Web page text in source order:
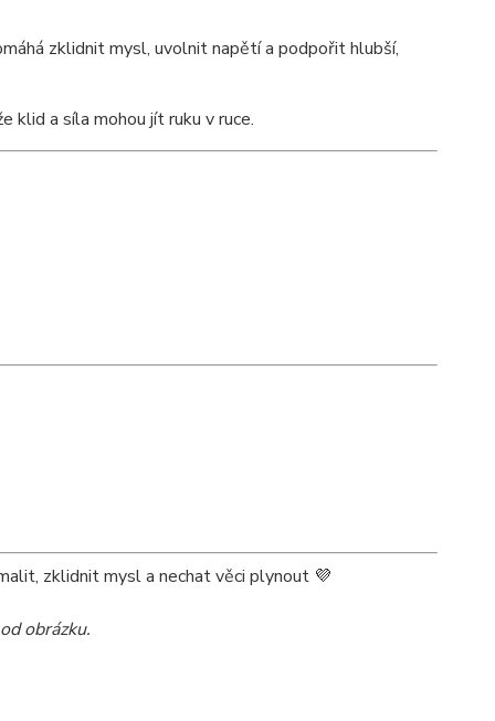
zklidnit mysl, uvolnit napětí a podpořit hlubší,
klid a síla mohou jít ruku v ruce.
zklidnit mysl a nechat věci plynout 💜
obrázku.